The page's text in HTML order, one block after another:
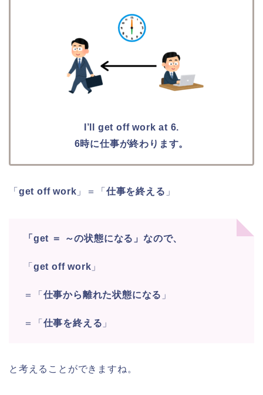
I’ll get off work at 6.
6時に仕事が終わります。
「 get off work 」＝「 仕事を終える 」
「get ＝ ～の状態になる」なので、
「 get off work 」
＝「 仕事から離れた状態になる 」
＝「 仕事を終える 」
と考えることができますね。